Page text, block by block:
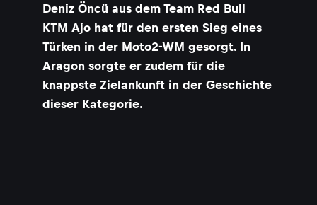
Deniz Öncü aus dem Team Red Bull
KTM Ajo hat für den ersten Sieg eines
Türken in der Moto2-WM gesorgt. In
Aragon sorgte er zudem für die
knappste Zielankunft in der Geschichte
dieser Kategorie.